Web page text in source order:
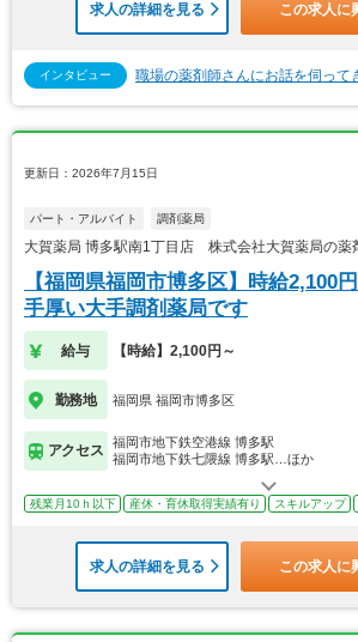
求人の詳細を見る この求人に
インタビュー 職場の薬剤師さんにお話を伺って
更新日：2026年7月15日
パート・アルバイト 調剤薬局
大賀薬局 博多駅南1丁目店 株式会社大賀薬局の薬
【福岡県福岡市博多区】時給2,100
手厚い大手調剤薬局です
給与 【時給】2,100円～
勤務地 福岡県 福岡市博多区
アクセス
福岡市地下鉄空港線 博多駅
福岡市地下鉄七隈線 博多駅…ほか
残業月10ｈ以下 産休・育休取得実績有り スキルアップ
求人の詳細を見る この求人に